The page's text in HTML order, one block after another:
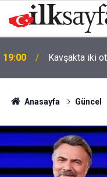
19:00 Kavşakta iki
Anasayfa Güncel